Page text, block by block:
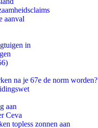
aanval
in
na je 67e de norm worden?
aan
Ceva
topless zonnen aan